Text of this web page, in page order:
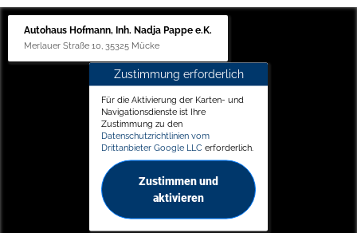
Autohaus Hofmann, Inh. Nadja Pappe e.K.
Merlauer Straße 10, 35325 Mücke
Zustimmung erforderlich
Für die Aktivierung der Karten- und
Navigationsdienste ist Ihre
Zustimmung zu den
Datenschutzrichtlinien vom
Drittanbieter Google LLC erforderlich.
Zustimmen und
aktivieren